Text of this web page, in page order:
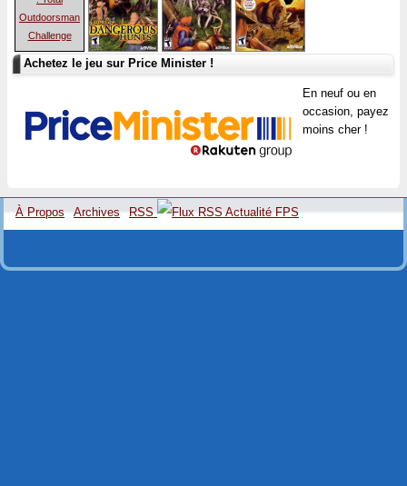
Outdoorsman
Challenge
Achetez le jeu sur Price Minister !
En neuf ou en
occasion, payez
moins cher !
À Propos Archives RSS